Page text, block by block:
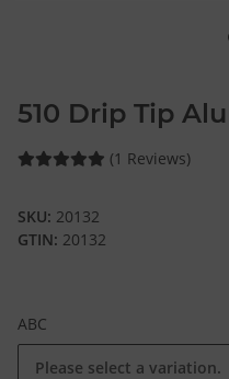
510 Drip Tip Alu
(1 Reviews)
SKU: 20132
GTIN: 20132
ABC
Please select a variation.